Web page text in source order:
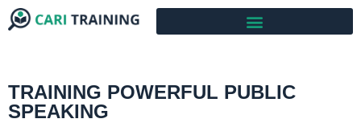
TRAINING POWERFUL PUBLIC
SPEAKING